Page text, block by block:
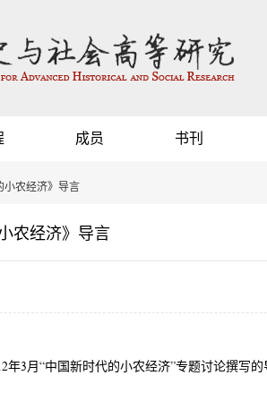
成员 书刊
小农经济》导言
农经济》导言
年3月“中国新时代的小农经济”专题讨论撰写的